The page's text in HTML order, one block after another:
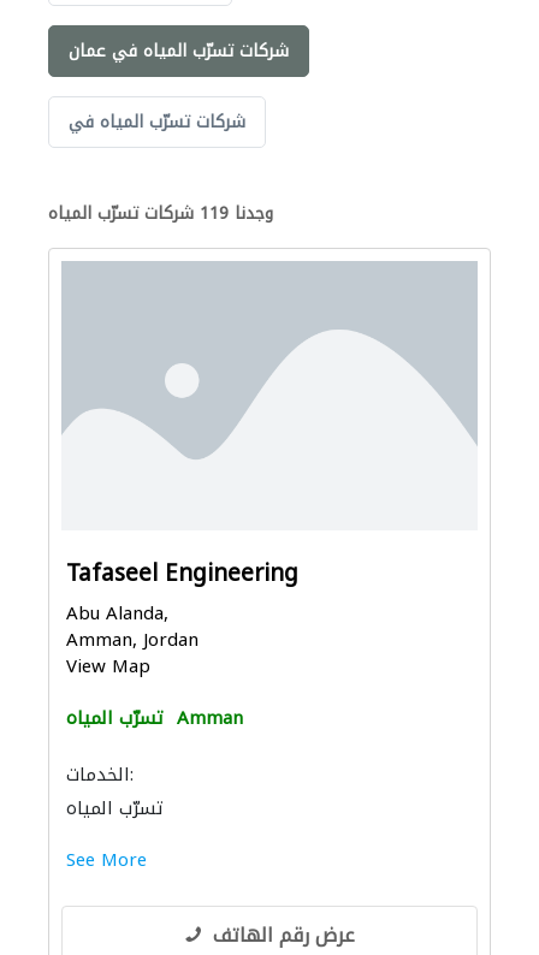
شركات تسرّب المياه في عمان
شركات تسرّب المياه في
وجدنا 119 شركات تسرّب المياه
Tafaseel Engineering
Abu Alanda,
Amman, Jordan
View Map
تسرّب المياه Amman
الخدمات:
تسرّب المياه
See More
عرض رقم الهاتف